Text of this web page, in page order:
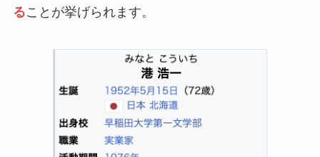
ることが挙げられます。